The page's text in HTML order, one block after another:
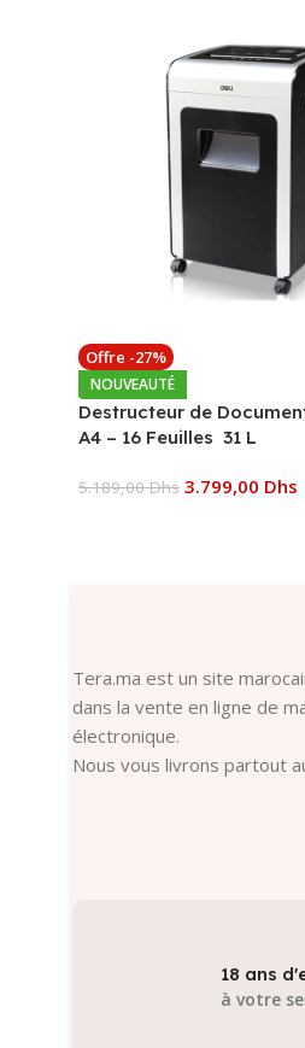
Offre -27%
NOUVEAUTÉ
Destructeur de
A4 – 16 Feuilles 31 L
5.189,00Dhs 3.799,00 Dhs
Tera.ma est un site
dans la vente en ligne de
électronique.
Nous vous livrons partout
18 ans
à votre